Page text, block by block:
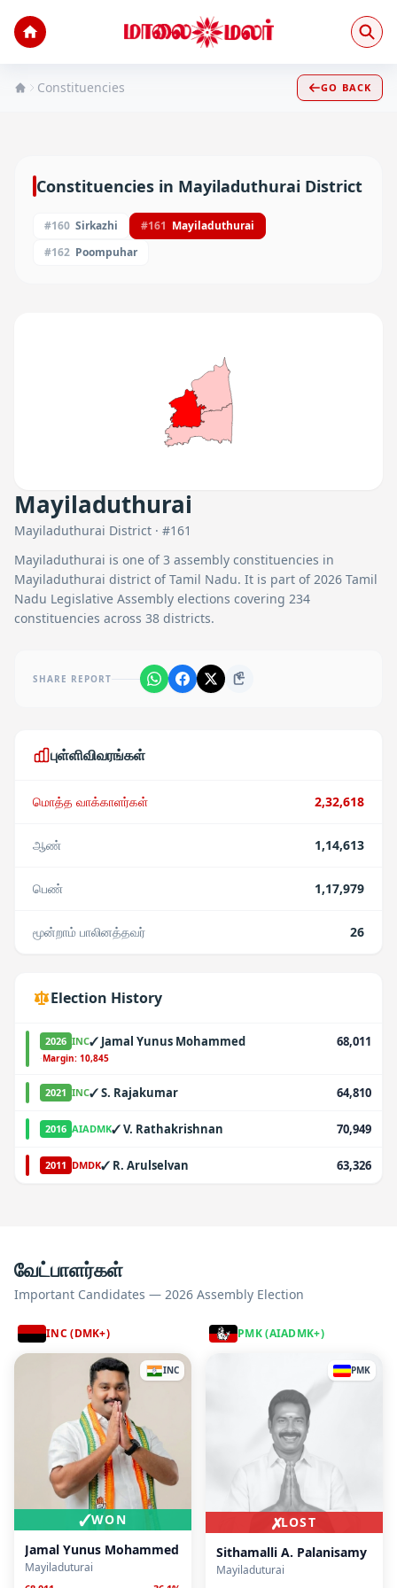
Constituencies GO BACK
Constituencies in Mayiladuthurai District
#160 Sirkazhi #161 Mayiladuthurai
#162 Poompuhar
Mayiladuthurai
Mayiladuthurai District · #161
Mayiladuthurai is one of3 assembly constituencies in
Mayiladuthurai district of Tamil Nadu. It is part of 2026 Tamil
Nadu Legislative Assembly elections covering 234
constituencies across 38 districts.
SHARE REPORT
புள்ளிவிவரங்கள்
மொத்த வாக்காளர்கள் 2,32,618
ஆண் 1,14,613
பெண் 1,17,979
மூன்றாம் பாலினத்தவர் 26
Election History
2026 INC✓ Jamal Yunus Mohammed 68,011
·Margin: 10,845
2021 INC✓S. Rajakumar 64,810
2016 AIADMK✓V. Rathakrishnan 70,949
2011 DMDK✓ R. Arulselvan 63,326
வேட்பாளர்கள்
Important Candidates — 2026 Assembly Election
INC (DMK+)
✓WON
INC
Jamal Yunus Mohammed
Mayiladuturai
PMK (AIADMK+)
✗LOST
PMK
Sithamalli A. Palanisamy
Mayiladuturai